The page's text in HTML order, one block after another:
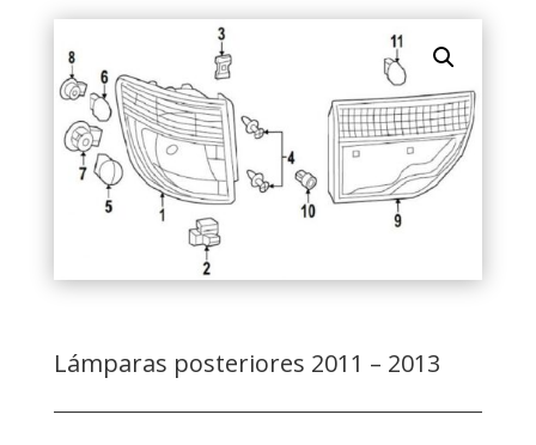
Lámparas posteriores 2011 – 2013